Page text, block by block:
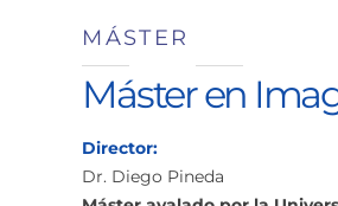
MÁSTER
Máster en
Director:
Dr. Diego Pineda